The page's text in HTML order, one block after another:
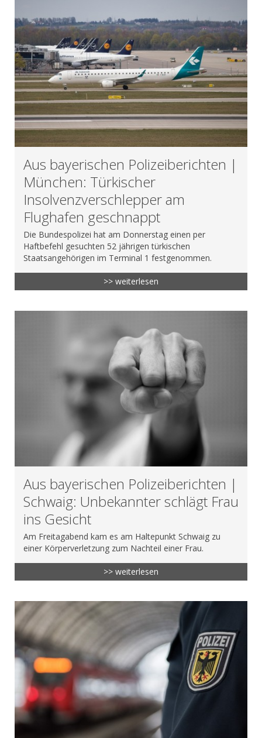
Aus bayerischen Polizeiberichten |
München: Türkischer
Insolvenzverschlepper am
Flughafen geschnappt
Die Bundespolizei hat am Donnerstag einen per
Haftbefehl gesuchten 52 jährigen türkischen
Staatsangehörigen im Terminal 1 festgenommen.
>> weiterlesen
Aus bayerischen Polizeiberichten |
Schwaig: Unbekannter schlägt Frau
ins Gesicht
Am Freitagabend kam es am Haltepunkt Schwaig zu
einer Körperverletzung zum Nachteil einer Frau.
>> weiterlesen